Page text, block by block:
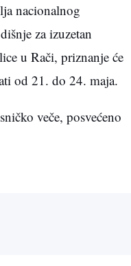
nacionalnog
za izuzetan
u Rači, priznanje će
od 21. do 24. maja.
veče, posvećeno